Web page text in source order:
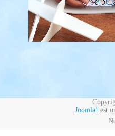
Joomla! est